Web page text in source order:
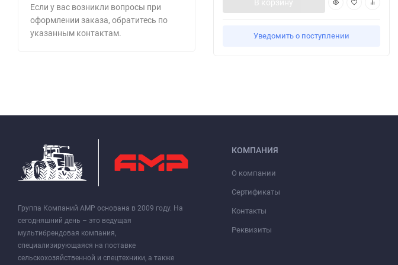
Если у вас возникли вопросы при
оформлении заказа, обратитесь по
указанным контактам.
В корзину
Уведомить о поступлении
Группа Компаний АМР основана в 2009 году. На
сегодняшний день – это ведущая
мультибрендовая компания,
специализирующаяся на поставке
сельскохозяйственной и спецтехники, а также
КОМПАНИЯ
О компании
Сертификаты
Контакты
Реквизиты